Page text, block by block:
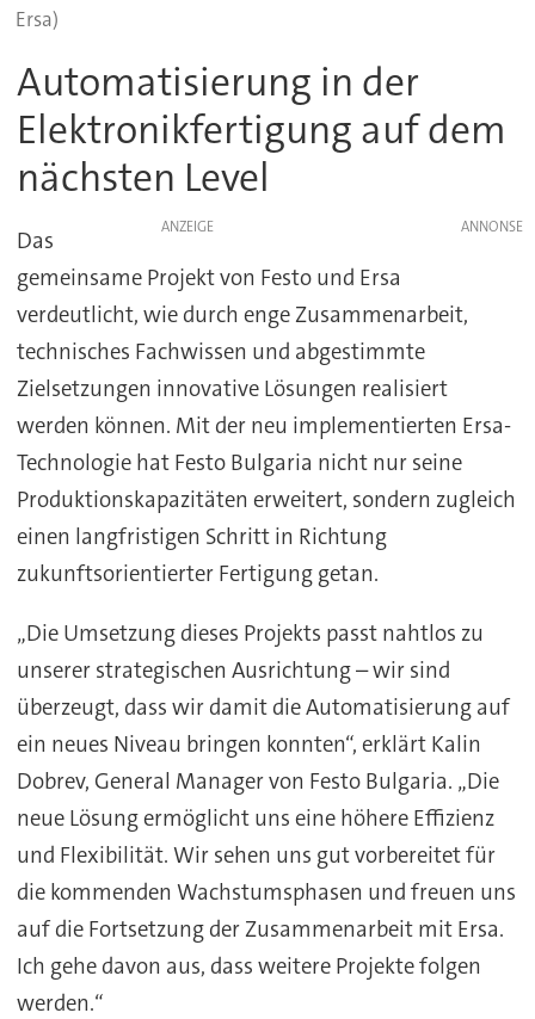
Ersa)
Automatisierung in der
Elektronikfertigung auf dem
nächsten Level
ANZEIGE
Das
gemeinsame Projekt von Festo und Ersa
verdeutlicht, wie durch enge Zusammenarbeit,
technisches Fachwissen und abgestimmte
Zielsetzungen innovative Lösungen realisiert
werden können. Mit der neu implementierten Ersa-
Technologie hat Festo Bulgaria nicht nur seine
Produktionskapazitäten erweitert, sondern zugleich
einen langfristigen Schritt in Richtung
zukunftsorientierter Fertigung getan.
„Die Umsetzung dieses Projekts passt nahtlos zu
unserer strategischen Ausrichtung – wir sind
überzeugt, dass wir damit die Automatisierung auf
ein neues Niveau bringen konnten“, erklärt Kalin
Dobrev, General Manager von Festo Bulgaria. „Die
neue Lösung ermöglicht uns eine höhere Effizienz
und Flexibilität. Wir sehen uns gut vorbereitet für
die kommenden Wachstumsphasen und freuen uns
auf die Fortsetzung der Zusammenarbeit mit Ersa.
Ich gehe davon aus, dass weitere Projekte folgen
werden.“